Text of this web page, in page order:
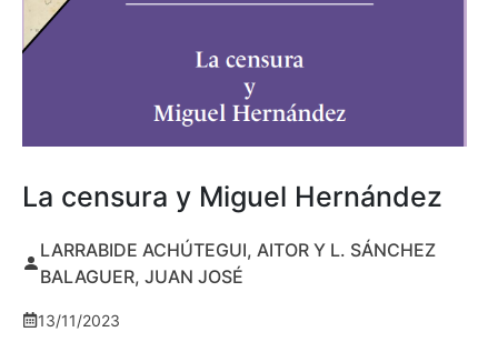
La censura y Miguel Hernández
LARRABIDE ACHÚTEGUI, AITOR Y L. SÁNCHEZ
BALAGUER, JUAN JOSÉ
13/11/2023